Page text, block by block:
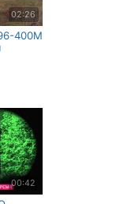
02:26
400М
00:42